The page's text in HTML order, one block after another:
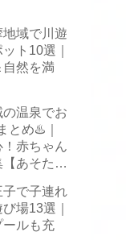
地域で川遊
ト10選｜
然を満
温泉でお
とめ♨️｜
赤ちゃん
あそた
子で子連れ
場13選｜
ールも充